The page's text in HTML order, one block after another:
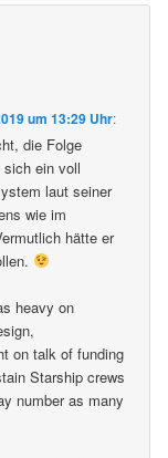
um 13:29 Uhr:
die Folge
ein voll
laut seiner
wie im
hätte er
heavy on
on talk of funding
Starship crews
number as many